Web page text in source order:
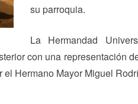
su parroquia.
La Hermandad
con una representación
Hermano Mayor Miguel